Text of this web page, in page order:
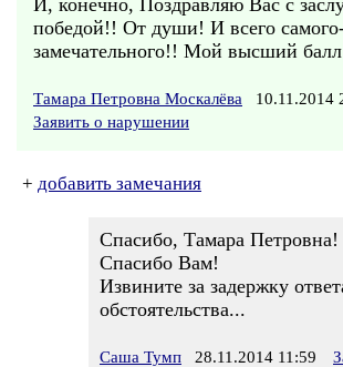
И, конечно, Поздравляю Вас с
победой!! От души! И всего
замечательного!! Мой высший
Тамара Петровна Москалёва 10.11.2014
Заявить о нарушении
+ добавить замечания
Спасибо, Тамара Петровна!
Спасибо Вам!
Извините за задержку
обстоятельства...
Саша Тумп 28.11.2014 11:59